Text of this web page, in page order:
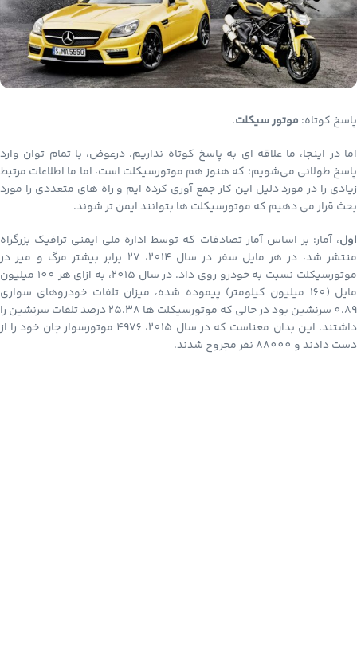
پاسخ کوتاه: موتور سیکلت.
اما در اینجا، ما علاقه ای به پاسخ کوتاه نداریم. درعوض، با تمام توان وارد
پاسخ طولانی می‌شویم؛ که هنوز هم موتورسیکلت است، اما ما اطلاعات مرتبط
زیادی را در مورد دلیل این کار جمع آوری کرده ایم و راه های متعددی را مورد
بحث قرار می دهیم که موتورسیکلت ها بتوانند ایمن تر شوند.
اول، آمار: بر اساس آمار تصادفات که توسط اداره ملی ایمنی ترافیک بزرگراه
منتشر شد، در هر مایل سفر در سال 2014، 27 برابر بیشتر مرگ و میر در
موتورسیکلت نسبت به خودرو روی داد. در سال 2015، به ازای هر 100 میلیون
مایل (160 میلیون کیلومتر) پیموده شده، میزان تلفات خودروهای سواری
0.89 سرنشین بود در حالی که موتورسیکلت ها 25.38 درصد تلفات سرنشین را
داشتند. این بدان معناست که در سال 2015، 4976 موتورسوار جان خود را از
دست دادند و 88000 نفر مجروح شدند
.